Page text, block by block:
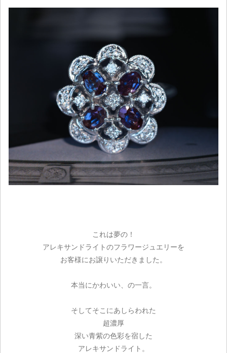
これは夢の！
アレキサンドライトのフラワージュエリーを
お客様にお譲りいただきました。
本当にかわいい、の一言。
そしてそこにあしらわれた
超濃厚
深い青紫の色彩を宿した
アレキサンドライト。